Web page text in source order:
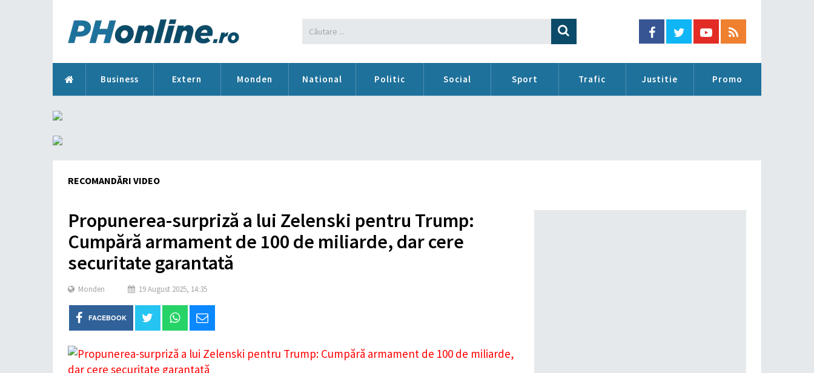
Business Extern Monden National Politic Social Sport Trafic Justitie Promo
RECOMANDĂRI VIDEO
Propunerea-surpriză a lui Zelenski pentru Trump:
Cumpără armament de 100 de miliarde, dar cere
securitate garantată
Monden 19 August 2025, 14:35
FACEBOOK